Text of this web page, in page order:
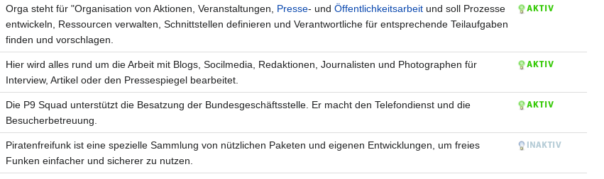
Orga steht für "Organisation von Aktionen, Veranstaltungen, Presse- und Öffentlichkeitsarbeit und soll Prozesse
entwickeln, Ressourcen verwalten, Schnittstellen definieren und Verantwortliche für entsprechende Teilaufgaben
finden und vorschlagen.
Hier wird alles rund um die Arbeit mit Blogs, Socilmedia, Redaktionen, Journalisten und Photographen für
Interview, Artikel oder den Pressespiegel bearbeitet.
Die P9 Squad unterstützt die Besatzung der Bundesgeschäftsstelle. Er macht den Telefondienst und die
Besucherbetreuung.
Piratenfreifunk ist eine spezielle Sammlung von nützlichen Paketen und eigenen Entwicklungen, um freies
Funken einfacher und sicherer zu nutzen.